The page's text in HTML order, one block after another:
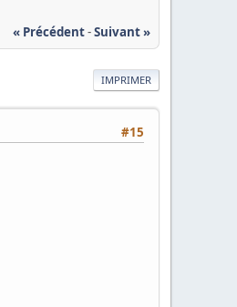
« Précédent-Suivant »
IMPRIMER
#15